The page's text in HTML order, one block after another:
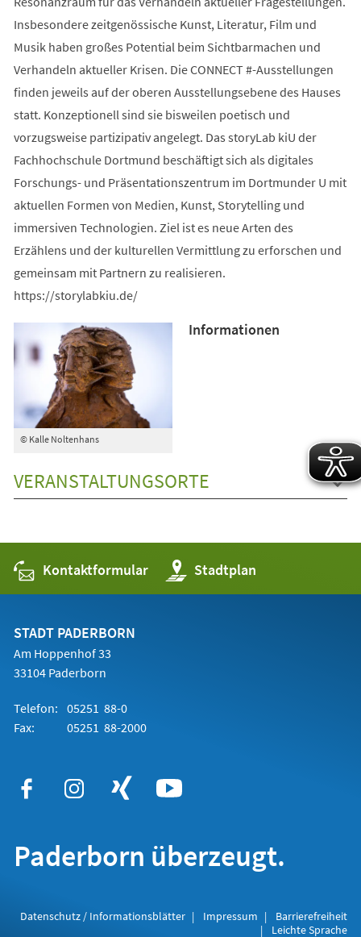
Insbesondere zeitgenössische Kunst, Literatur, Film und
Musik haben großes Potential beim Sichtbarmachen und
Verhandeln aktueller Krisen. Die CONNECT #-Ausstellungen
finden jeweils auf der oberen Ausstellungsebene des Hauses
statt. Konzeptionell sind sie bisweilen poetisch und
vorzugsweise partizipativ angelegt. Das storyLab kiU der
Fachhochschule Dortmund beschäftigt sich als digitales
Forschungs- und Präsentationszentrum im Dortmunder U mit
aktuellen Formen von Medien, Kunst, Storytelling und
immersiven Technologien. Ziel ist es neue Arten des
Erzählens und der kulturellen Vermittlung zu erforschen und
gemeinsam mit Partnern zu realisieren.
https://storylabkiu.de/
© Kalle Noltenhans
Informationen
VERANSTALTUNGSORTE
Kontaktformular Stadtplan
(Öffnet
in
einem
STADT PADERBORN
Am Hoppenhof 33
33104 Paderborn
Telefon: 05251 88-0
Fax:
05251 88-2000
Paderborn überzeugt.
Datenschutz / Informationsblätter Impressum
Barrierefreiheit
Leichte Sprache